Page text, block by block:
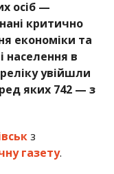
осіб —
критично
економіки та
населення в
увійшли
яких 742 — з
з
газету.